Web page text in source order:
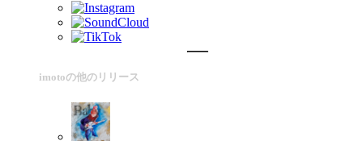
imotoの他のリリース